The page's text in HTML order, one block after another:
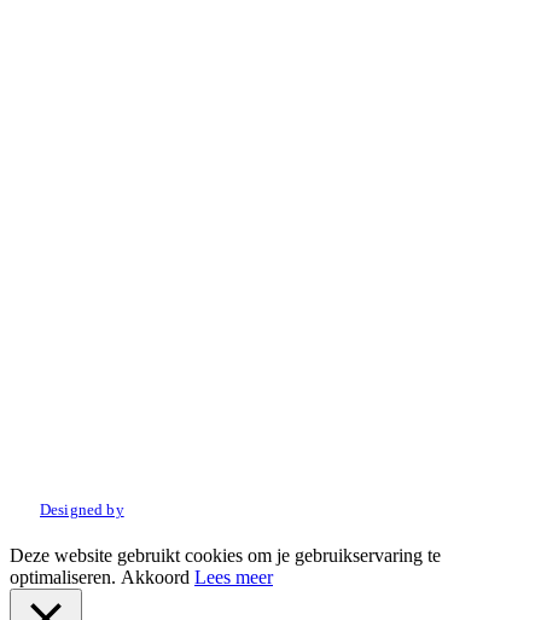
Designed by
Deze website gebruikt cookies om je gebruikservaring te
optimaliseren. Akkoord Lees meer